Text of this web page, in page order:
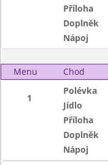
Příloha
Doplněk
Nápoj
Menu Chod
1
Polévka
Jídlo
Příloha
Doplněk
Nápoj